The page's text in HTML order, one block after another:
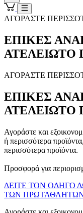
ΑΓΟΡΑΣΤΕ
ΕΠΙΚΕΣ
ΑΤΕΛΕΙΩΤΟ
ΑΓΟΡΑΣΤΕ
ΕΠΙΚΕΣ
ΑΤΕΛΕΙΩΤΟ
Αγοράστε και
ή περισσότερα
περισσότερα προϊόντα.
Προσφορά για
ΔΕΙΤΕ ΤΟΝ ΟΔΗΓΟ
ΤΩΝ